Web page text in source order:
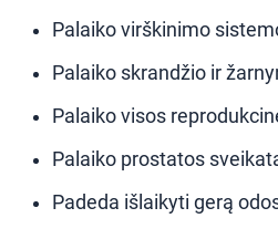
Palaiko virškinimo
Palaiko skrandžio ir
Palaiko visos
Palaiko prostatos
Padeda išlaikyti gerą